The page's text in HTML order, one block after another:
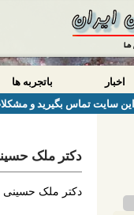
اخبار باتجربه ها
سایت تماس بگیرید و
دکتر ملک
دکتر ملک